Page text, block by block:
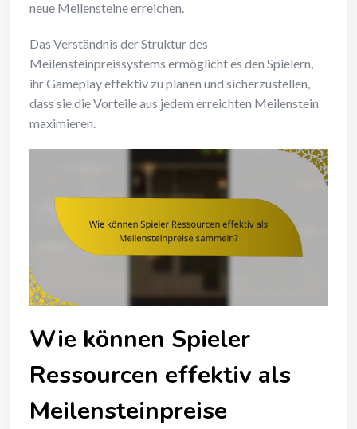
neue Meilensteine erreichen.
Das Verständnis der Struktur des
Meilensteinpreissystems ermöglicht es den Spielern,
ihr Gameplay effektiv zu planen und sicherzustellen,
dass sie die Vorteile aus jedem erreichten Meilenstein
maximieren.
Wie können Spieler
Ressourcen effektiv als
Meilensteinpreise